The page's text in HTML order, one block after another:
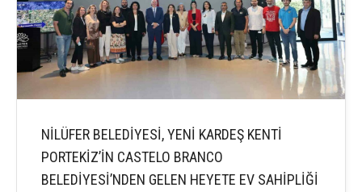
NİLÜFER BELEDİYESİ, YENİ KARDEŞ KENTİ
PORTEKİZ’İN CASTELO BRANCO
BELEDİYESİ’NDEN GELEN HEYETE EV SAHİPLİĞİ